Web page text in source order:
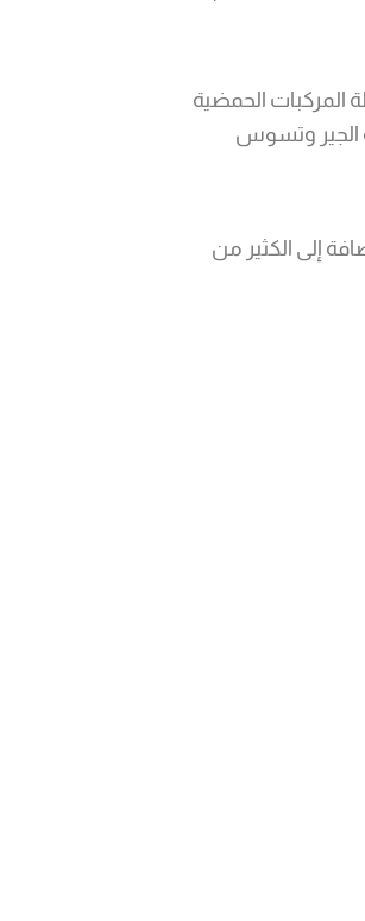
المركبات الحمضية
الجير وتسوس
إلى الكثير من